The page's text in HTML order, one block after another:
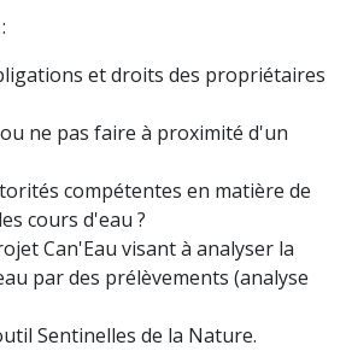
et droits des propriétaires
ne pas faire à proximité d'un
compétentes en matière de
cours d'eau ?
Can'Eau visant à analyser la
par des prélèvements (analyse
Sentinelles de la Nature.